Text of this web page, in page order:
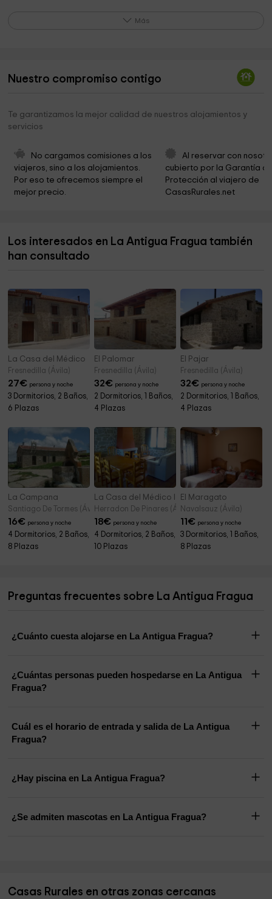
Museo Parrroquial De El Barco De Ávila Iglesia
IGLESIA DE LA ASUNCIÓN DE NUESTRA SEÑORA 3,9 km
Ayuntamiento de El Barco de Ávila 3,9 km
Cristo del Caño 4,2 km
4,2 km
Ayuntamiento De Bohoyo
Más
Nuestro compromiso contigo
Te garantizamos la mejor calidad de nuestros alojamientos y
servicios
No cargamos comisiones a los
viajeros, sino a los alojamientos.
Por eso te ofrecemos siempre el
mejor precio.
Al reservar con
cubierto por la Garantía
Protección al viajero de
CasasRurales.net
Los interesados en La Antigua Fragua también
han consultado
La Casa del Médico
Fresnedilla (Ávila)
27€ persona y noche
3 Dormitorios, 2 Baños,
6 Plazas
El Palomar
Fresnedilla (Ávila)
32€ persona y noche
2 Dormitorios, 1 Baños,
4 Plazas
El Pajar
Fresnedilla (Ávila)
32€ persona y noche
2 Dormitorios, 1 Baños,
4 Plazas
La Campana
Santiago De Tormes (Ávila)
16€ persona y noche
4 Dormitorios, 2 Baños,
8 Plazas
La Casa del Médico I y II
Herradon De Pinares (Ávila)
18€ persona y noche
4 Dormitorios, 2 Baños,
10 Plazas
El Maragato
Navalsauz (Ávila)
11€ persona y noche
3 Dormitorios, 1 Baños,
8 Plazas
Preguntas frecuentes sobre La Antigua Fragua
¿Cuánto cuesta alojarse en La Antigua Fragua?
¿Cuántas personas pueden hospedarse en La Antigua
Fragua?
Cuál es el horario de entrada y salida de La Antigua
Fragua?
¿Hay piscina en La Antigua Fragua?
¿Se admiten mascotas en La Antigua Fragua?
Casas Rurales en otras zonas cercanas